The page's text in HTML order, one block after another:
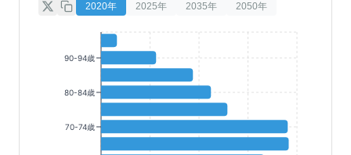
2020年 2025年 2035年 2050年
90-94歳
80-84歳
70-74歳